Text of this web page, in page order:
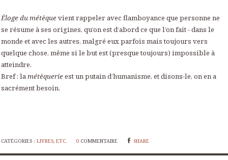
Éloge du métèquevient rappeler avec flamboyance que personne ne
se résume à ses origines, qu’on est d’abord ce que l’on fait - dans le
monde et avec les autres, malgré eux parfois mais toujours vers
quelque chose, même si le but est (presque toujours) impossible à
atteindre.
Bref : la métèquerieest un putain d’humanisme, et disons-le, on en a
sacrément besoin.
CATÉGORIES : LIVRES, ETC. 0 COMMENTAIRE SHARE